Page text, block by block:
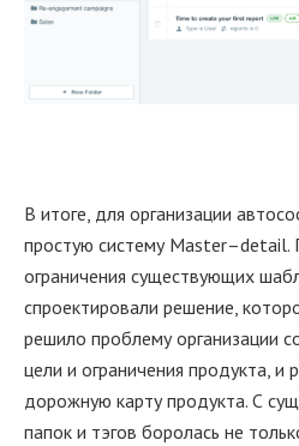
В итоге, для организации
простую систему Master–detail.
ограничения существующих
спроектировали решение,
решило проблему организации
цели и ограничения продукта, и
дорожную карту продукта. С
папок и тэгов боролась не